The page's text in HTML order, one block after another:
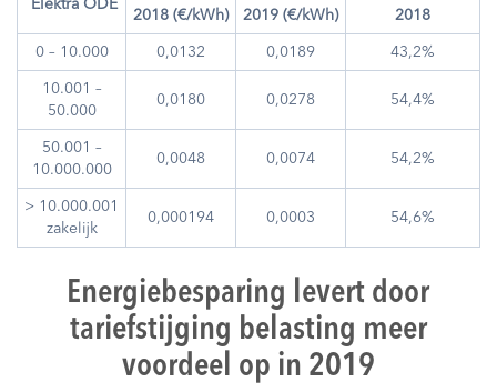
Elektra ODE
2018 (€/kWh)
2019 (€/kWh)
2018
0 – 10.000 0,0132 0,0189 43,2%
10.001 –
50.000
0,0180 0,0278 54,4%
50.001 –
10.000.000
0,0048 0,0074 54,2%
> 10.000.001
zakelijk
0,000194 0,0003 54,6%
Energiebesparing levert door
tariefstijging belasting meer
voordeel op in 2019